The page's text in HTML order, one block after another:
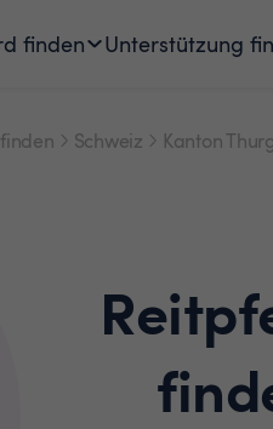
finden Unterstützung
Schweiz Kanton